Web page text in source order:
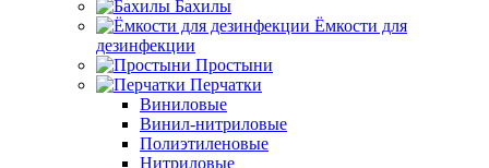
Бахилы
Ёмкости для
дезинфекции
Простыни
Перчатки
Виниловые
Винил-нитриловые
Полиэтиленовые
Нитриловые